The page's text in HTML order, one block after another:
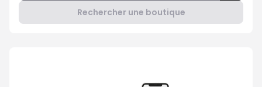
Rechercher une boutique